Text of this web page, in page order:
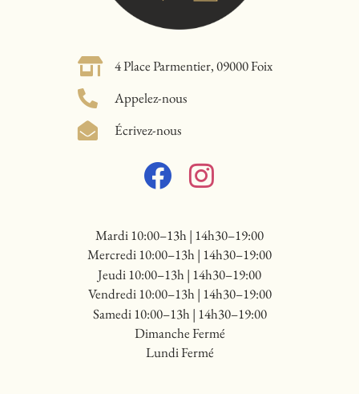
4 Place Parmentier, 09000 Foix
Appelez-nous
Écrivez-nous
Mardi 10:00–13h | 14h30–19:00
Mercredi 10:00–13h | 14h30–19:00
Jeudi 10:00–13h | 14h30–19:00
Vendredi 10:00–13h | 14h30–19:00
Samedi 10:00–13h | 14h30–19:00
Dimanche Fermé
Lundi Fermé